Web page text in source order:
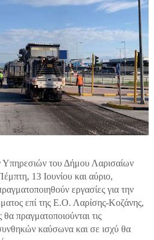
Υπηρεσιών του Δήμου Λαρισαίων
13 Ιουνίου και αύριο,
εργασίες για την
επί της Ε.Ο. Λαρίσης-Κοζάνης,
πραγματοποιούνται τις
καύσωνα και σε ισχύ θα